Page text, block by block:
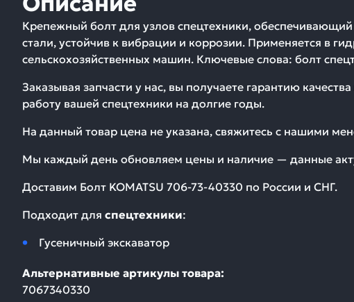
Крепежный болт для узлов спецтехники,
стали, устойчив к вибрации и коррозии. Применяется в
сельскохозяйственных машин. Ключевые слова: болт
Заказывая запчасти у нас, вы получаете гарантию
работу вашей спецтехники на долгие годы.
На данный товар цена не указана, свяжитесь с нашими
Мы каждый день обновляем цены и наличие — данные
Доставим Болт KOMATSU 706-73-40330 по России и СНГ.
Подходит для спецтехники:
Гусеничный экскаватор
Альтернативные артикулы товара:
7067340330